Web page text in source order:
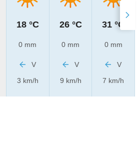
18 °C
0 mm
V
3 km/h
26 °C
0 mm
V
9 km/h
31 °C
0 mm
V
7 km/h